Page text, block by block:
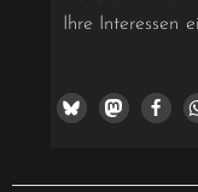
Ihre Interessen